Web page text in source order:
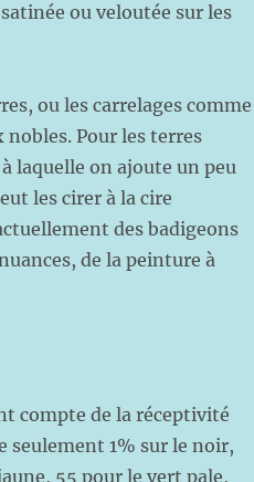
ou veloutée sur les
ou les carrelages comme
nobles. Pour les terres
laquelle on ajoute un peu
les cirer à la cire
des badigeons
de la peinture à
compte de la réceptivité
seulement 1% sur le noir,
55 pour le vert pale,